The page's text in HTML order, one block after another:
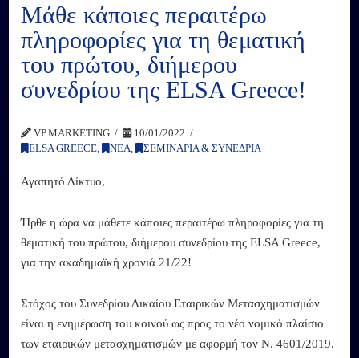
Μάθε κάποιες περαιτέρω
πληροφορίες για τη θεματική
του πρώτου, διήμερου
συνεδρίου της ELSA Greece!
VP.MARKETING
10/01/2022
ELSA GREECE, ΝΕΑ, ΣΕΜΙΝΑΡΙΑ & ΣΥΝΕΔΡΙΑ
Αγαπητό Δίκτυο,
Ήρθε η ώρα να μάθετε κάποιες περαιτέρω πληροφορίες για τη
θεματική του πρώτου, διήμερου συνεδρίου της ELSA Greece,
για την ακαδημαϊκή χρονιά 21/22!
Στόχος του Συνεδρίου Δικαίου Εταιρικών Μετασχηματισμών
είναι η ενημέρωση του κοινού ως προς το νέο νομικό πλαίσιο
των εταιρικών μετασχηματισμών με αφορμή τον Ν. 4601/2019.